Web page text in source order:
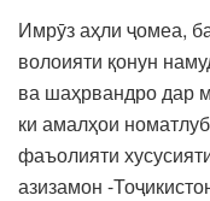
Имрӯз аҳли ҷомеа,
волоияти қонун
ва шаҳрвандро дар
ки амалҳои
фаъолияти
азизамон -